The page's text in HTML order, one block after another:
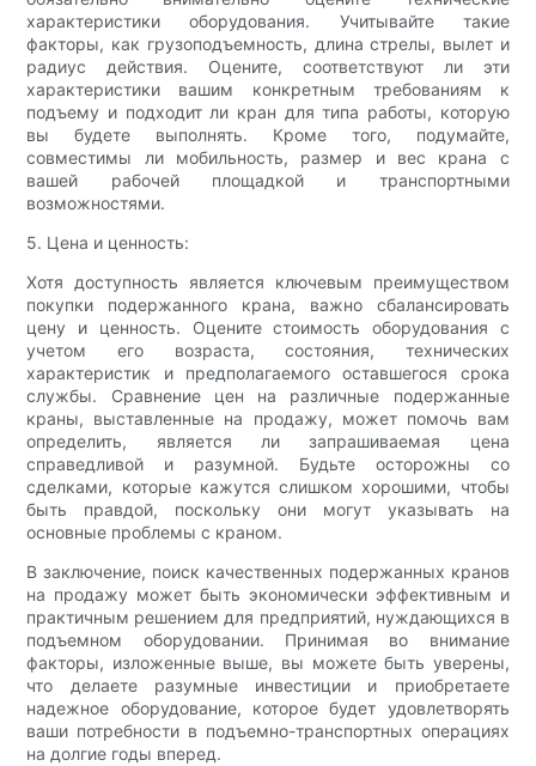
характеристики оборудования. Учитывайте такие
факторы, как грузоподъемность, длина стрелы, вылет и
радиус действия. Оцените, соответствуют ли эти
характеристики вашим конкретным требованиям к
подъему и подходит ли кран для типа работы, которую
вы будете выполнять. Кроме того, подумайте,
совместимы ли мобильность, размер и вес крана с
вашей рабочей площадкой и транспортными
возможностями.
5. Цена и ценность:
Хотя доступность является ключевым преимуществом
покупки подержанного крана, важно сбалансировать
цену и ценность. Оцените стоимость оборудования с
учетом его возраста, состояния, технических
характеристик и предполагаемого оставшегося срока
службы. Сравнение цен на различные подержанные
краны, выставленные на продажу, может помочь вам
определить, является ли запрашиваемая цена
справедливой и разумной. Будьте осторожны со
сделками, которые кажутся слишком хорошими, чтобы
быть правдой, поскольку они могут указывать на
основные проблемы с краном.
В заключение, поиск качественных подержанных кранов
на продажу может быть экономически эффективным и
практичным решением для предприятий, нуждающихся в
подъемном оборудовании. Принимая во внимание
факторы, изложенные выше, вы можете быть уверены,
что делаете разумные инвестиции и приобретаете
надежное оборудование, которое будет удовлетворять
ваши потребности в подъемно-транспортных операциях
на долгие годы вперед.